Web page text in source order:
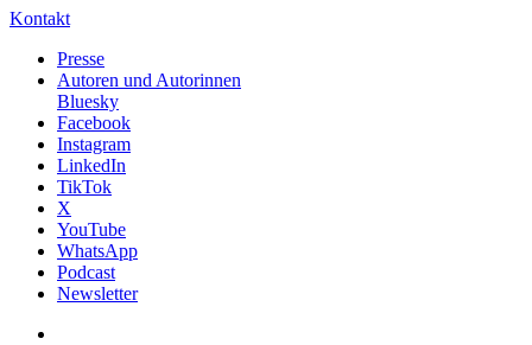
Kontakt
Presse
Autoren und Autorinnen
Bluesky
Facebook
Instagram
LinkedIn
TikTok
X
YouTube
WhatsApp
Podcast
Newsletter